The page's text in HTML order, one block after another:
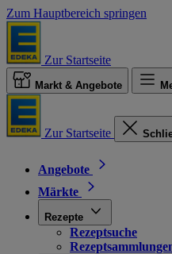
Zum Hauptbereich springen
Zur Startseite
Markt & Angebote
Zur Startseite
Angebote
Märkte
Rezepte
Rezeptsuche